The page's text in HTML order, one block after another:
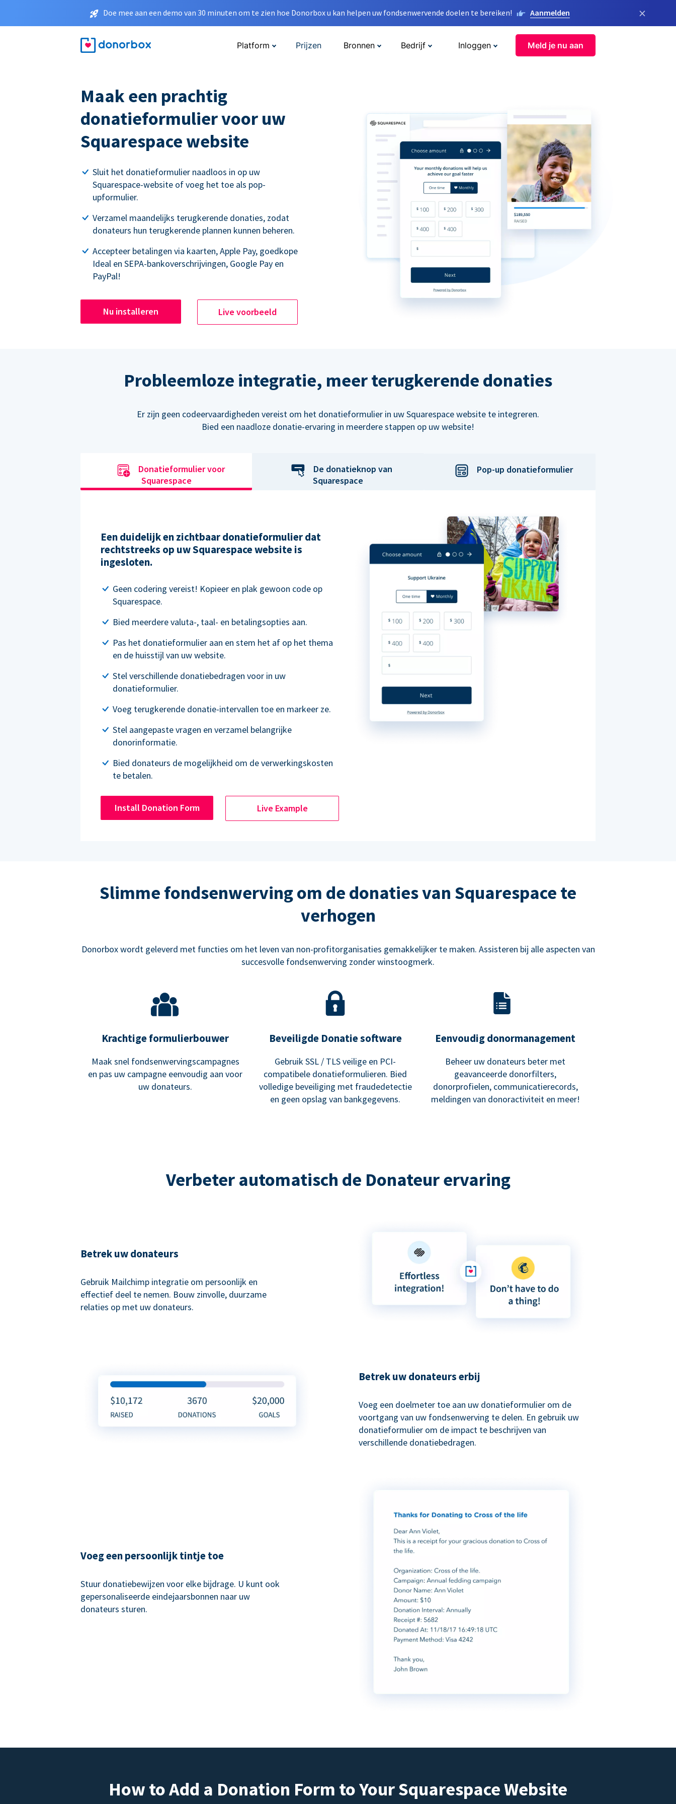
Doe mee aan een demo van 30 minuten om te zien hoe Donorbox u kan helpen uw fondsenwervende doelen te bereiken! Aanmelden ×
Platform Prijzen Bronnen Bedrijf Inloggen Meld je nu aan
Maak een prachtig
donatieformulier voor uw
Squarespace website
Sluit het donatieformulier naadloos in op uw
Squarespace-website of voeg het toe als pop-
upformulier.
Verzamel maandelijks terugkerende donaties, zodat
donateurs hun terugkerende plannen kunnen beheren.
Accepteer betalingen via kaarten, Apple Pay, goedkope
Ideal en SEPA-bankoverschrijvingen, Google Pay en
PayPal!
Nu installeren Live voorbeeld
Probleemloze integratie, meer terugkerende donaties
Er zijn geen codeervaardigheden vereist om het donatieformulier in uw Squarespace website te integreren.
Bied een naadloze donatie-ervaring in meerdere stappen op uw website!
Donatieformulier voor
Squarespace
De donatieknop van
Squarespace
Pop-up donatieformulier
Een duidelijk en zichtbaar donatieformulier dat
rechtstreeks op uw Squarespace website is
ingesloten.
Geen codering vereist! Kopieer en plak gewoon code op
Squarespace.
Bied meerdere valuta-, taal- en betalingsopties aan.
Pas het donatieformulier aan en stem het af op het thema
en de huisstijl van uw website.
Stel verschillende donatiebedragen voor in uw
donatieformulier.
Voeg terugkerende donatie-intervallen toe en markeer ze.
Stel aangepaste vragen en verzamel belangrijke
donorinformatie.
Bied donateurs de mogelijkheid om de verwerkingskosten
te betalen.
Install Donation Form Live Example
Slimme fondsenwerving om de donaties van Squarespace te
verhogen
Donorbox wordt geleverd met functies om het leven van non-profitorganisaties gemakkelijker te maken. Assisteren bij alle aspecten van
succesvolle fondsenwerving zonder winstoogmerk.
Krachtige formulierbouwer
Maak snel fondsenwervingscampagnes
en pas uw campagne eenvoudig aan voor
uw donateurs.
Beveiligde Donatie software
Gebruik SSL / TLS veilige en PCI-
compatibele donatieformulieren. Bied
volledige beveiliging met fraudedetectie
en geen opslag van bankgegevens.
Eenvoudig donormanagement
Beheer uw donateurs beter met
geavanceerde donorfilters,
donorprofielen, communicatierecords,
meldingen van donoractiviteit en meer!
Verbeter automatisch de Donateur ervaring
Betrek uw donateurs
Gebruik Mailchimp integratie om persoonlijk en
effectief deel te nemen. Bouw zinvolle, duurzame
relaties op met uw donateurs.
Betrek uw donateurs erbij
Voeg een doelmeter toe aan uw donatieformulier om de
voortgang van uw fondsenwerving te delen. En gebruik uw
donatieformulier om de impact te beschrijven van
verschillende donatiebedragen.
Voeg een persoonlijk tintje toe
Stuur donatiebewijzen voor elke bijdrage. U kunt ook
gepersonaliseerde eindejaarsbonnen naar uw
donateurs sturen.
How to Add a Donation Form to Your Squarespace Website